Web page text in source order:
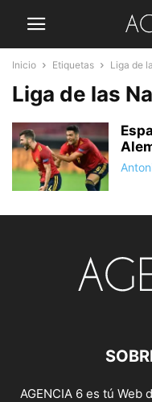
Inicio Etiquetas Liga de
Liga de las
AGENCIA 6 es tú Web